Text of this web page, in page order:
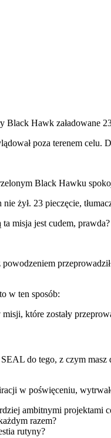
Black Hawk załadowane
poza terenem
Black Hawku
żył. 23 pieczęcie,
misja jest cudem, prawda?
w ten sposób:
które zostały
do tego, z czym
w poświęceniu,
ambitnymi projektami
razem?
rutyny?